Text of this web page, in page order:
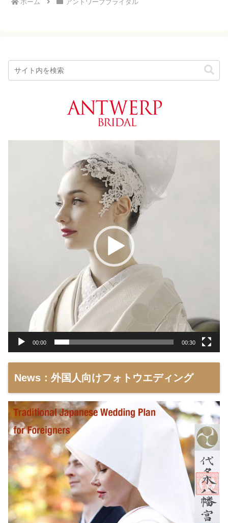
ホーム アントワープブライダル
00:00 00:30
News：外国人向けフォトウエディング